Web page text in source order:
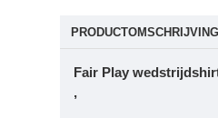
PRODUCTOMSCHRIJVING
Fair Play
,